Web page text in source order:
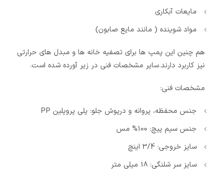
مایعات آبکاری
مواد شوینده ( مانند مایع صابون)
هم چنین این پمپ ها برای تصفیه خانه ها و مبدل های حرارتی
نیز کاربرد دارند.سایر مشخصات فنی در زیر آورده شده است.
مشخصات فنی:
جنس محفظه، پروانه و درپوش جلو: پلی پروپلین PP
جنس سیم پیچ: 100% مس
سایز خروجی: 3/4 اینچ
سایز سر شلنگی: 18 میلی متر